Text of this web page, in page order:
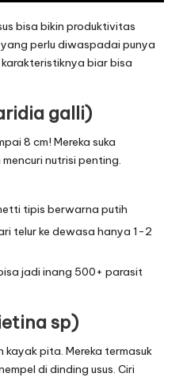
bisa bikin produktivitas
perlu diwaspadai punya
karakteristiknya biar bisa
galli)
8 cm! Mereka suka
nutrisi penting.
tipis berwarna putih
telur ke dewasa hanya 1-2
jadi inang 500+ parasit
sp)
pita. Mereka termasuk
di dinding usus. Ciri